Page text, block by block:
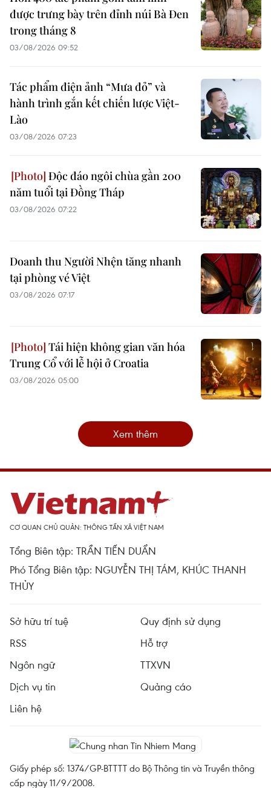
được trưng bày trên đỉnh núi Bà Đen
trong tháng 8
03/08/2026 09:52
Tác phẩm điện ảnh “Mưa đỏ” và
hành trình gắn kết chiến lược Việt-
Lào
03/08/2026 07:23
Độc đáo ngôi chùa gần 200
năm tuổi tại Đồng Tháp
03/08/2026 07:22
Doanh thu Người Nhện tăng nhanh
tại phòng vé Việt
03/08/2026 07:17
Tái hiện không gian văn hóa
Trung Cổ với lễ hội ở Croatia
03/08/2026 05:00
Xem thêm
CƠ QUAN CHỦ QUẢN: THÔNG TẤN XÃ VIỆT NAM
Tổng Biên tập: TRẦN TIẾN DUẨN
Phó Tổng Biên tập: NGUYỄN THỊ TÁM, KHÚC THANH
THỦY
Sở hữu trí tuệ
Quy định sử dụng
RSS
Hỗ trợ
Ngôn ngữ
TTXVN
Dịch vụ tin
Quảng cáo
Liên hệ
Giấy phép số: 1374/GP-BTTTT do Bộ Thông tin và Truyền thông
cấp ngày 11/9/2008.